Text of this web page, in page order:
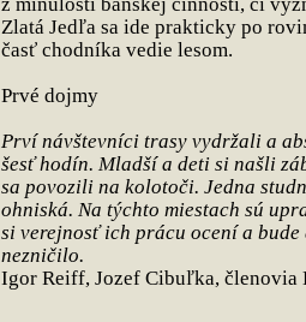
Zlatá Jedľa sa ide prakticky po
časť chodníka vedie lesom.
Prvé dojmy
Prví návštevníci trasy vydržali a
šesť hodín. Mladší a deti si našli
sa povozili na kolotoči. Jedna
ohniská. Na týchto miestach sú
si verejnosť ich prácu ocení a
nezničilo.
Igor Reiff, Jozef Cibuľka, členovia